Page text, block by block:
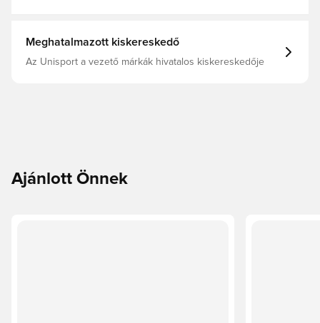
Meghatalmazott kiskereskedő
Az Unisport a vezető márkák hivatalos kiskereskedője
Ajánlott Önnek